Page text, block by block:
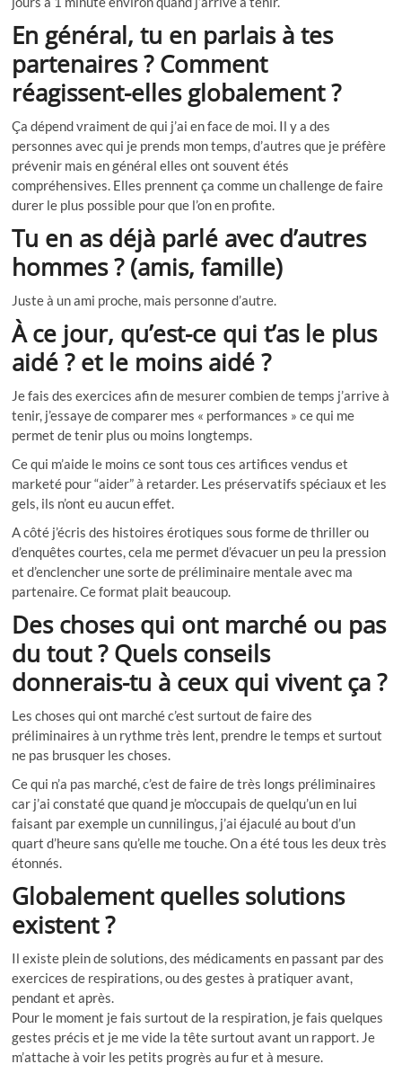
En général, tu en parlais à tes
partenaires ? Comment
réagissent-elles globalement ?
Ça dépend vraiment de qui j’ai en face de moi. Il y a des
personnes avec qui je prends mon temps, d’autres que je préfère
prévenir mais en général elles ont souvent étés
compréhensives. Elles prennent ça comme un challenge de faire
durer le plus possible pour que l’on en profite.
Tu en as déjà parlé avec d’autres
hommes ? (amis, famille)
Juste à un ami proche, mais personne d’autre.
À ce jour, qu’est-ce qui t’as le plus
aidé ? et le moins aidé ?
Je fais des exercices afin de mesurer combien de temps j’arrive à
tenir, j’essaye de comparer mes « performances » ce qui me
permet de tenir plus ou moins longtemps.
Ce qui m’aide le moins ce sont tous ces artifices vendus et
marketé pour “aider” à retarder. Les préservatifs spéciaux et les
gels, ils n’ont eu aucun effet.
A côté j’écris des histoires érotiques sous forme de thriller ou
d’enquêtes courtes, cela me permet d’évacuer un peu la pression
et d’enclencher une sorte de préliminaire mentale avec ma
partenaire. Ce format plait beaucoup.
Des choses qui ont marché ou pas
du tout ? Quels conseils
donnerais-tu à ceux qui vivent ça ?
Les choses qui ont marché c’est surtout de faire des
préliminaires à un rythme très lent, prendre le temps et surtout
ne pas brusquer les choses.
Ce qui n’a pas marché, c’est de faire de très longs préliminaires
car j’ai constaté que quand je m’occupais de quelqu’un en lui
faisant par exemple un cunnilingus, j’ai éjaculé au bout d’un
quart d’heure sans qu’elle me touche. On a été tous les deux très
étonnés.
Globalement quelles solutions
existent ?
Il existe plein de solutions, des médicaments en passant par des
exercices de respirations, ou des gestes à pratiquer avant,
pendant et après.
Pour le moment je fais surtout de la respiration, je fais quelques
gestes précis et je me vide la tête surtout avant un rapport. Je
m’attache à voir les petits progrès au fur et à mesure.